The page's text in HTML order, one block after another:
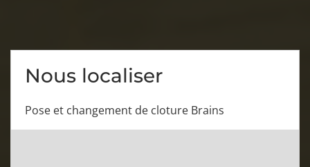
Nous localiser
Pose et changement de cloture Brains